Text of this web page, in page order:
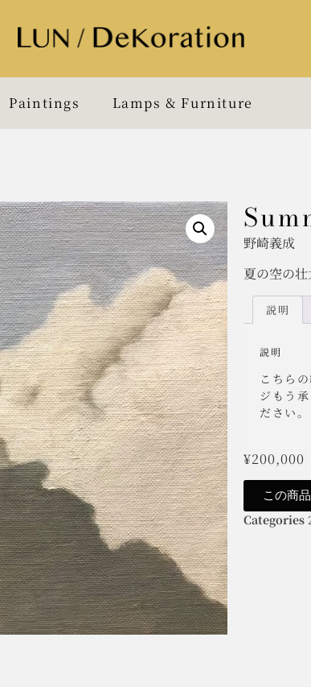
Paintings Lamps & Furniture
野崎義成
夏の空の壮
説明
説明
こちら
ジもう
ださい。
¥200,000
この商
Categories